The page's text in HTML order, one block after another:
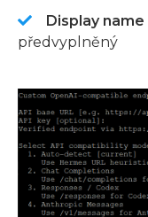
Display name
předvyplněný